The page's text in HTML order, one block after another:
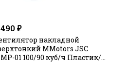
₽
накладной
MMotors JSC
01 100/90 куб/ч Пластик/